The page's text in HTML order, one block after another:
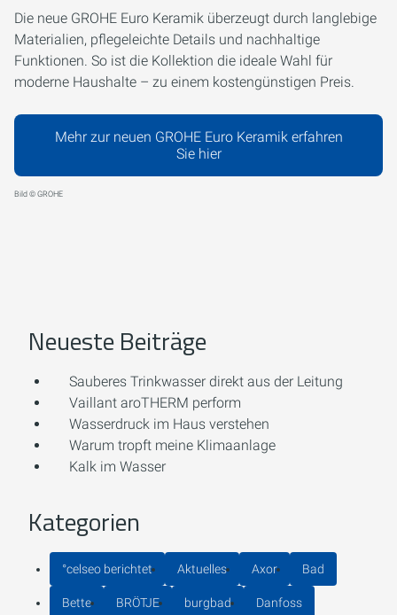
Die neue GROHE Euro Keramik überzeugt durch langlebige
Materialien, pflegeleichte Details und nachhaltige
Funktionen. So ist die Kollektion die ideale Wahl für
moderne Haushalte – zu einem kostengünstigen Preis.
Mehr zur neuen GROHE Euro Keramik erfahren
Sie hier
Bild © GROHE
Neueste Beiträge
Sauberes Trinkwasser direkt aus der Leitung
Vaillant aroTHERM perform
Wasserdruck im Haus verstehen
Warum tropft meine Klimaanlage
Kalk im Wasser
Kategorien
°celseo berichtet Aktuelles Axor Bad
Bette BRÖTJE burgbad Danfoss